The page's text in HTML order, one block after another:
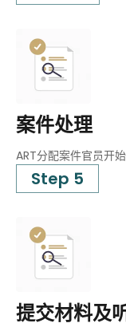
案件处理
ART分配案件官员开始
Step 5
提交材料及